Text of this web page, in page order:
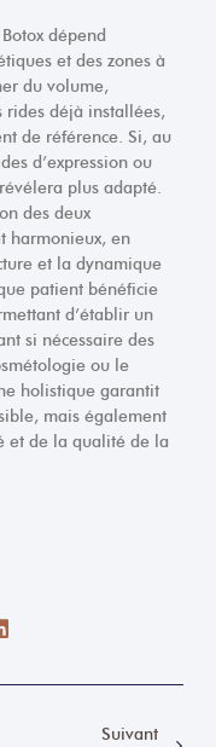
dépend
et des zones à
du volume,
rides déjà installées,
de référence. Si, au
d’expression ou
plus adapté.
des deux
harmonieux, en
et la dynamique
patient bénéficie
d’établir un
si nécessaire des
ou le
holistique garantit
mais également
et de la qualité de la
Suivant